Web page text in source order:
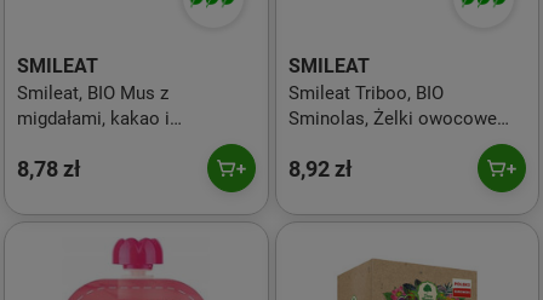
SMILEAT
Smileat, BIO Mus z
migdałami, kakao i
8,78 zł
SMILEAT
Smileat Triboo, BIO
Sminolas, Żelki owocowe
Truskawka, 25g
8,92 zł